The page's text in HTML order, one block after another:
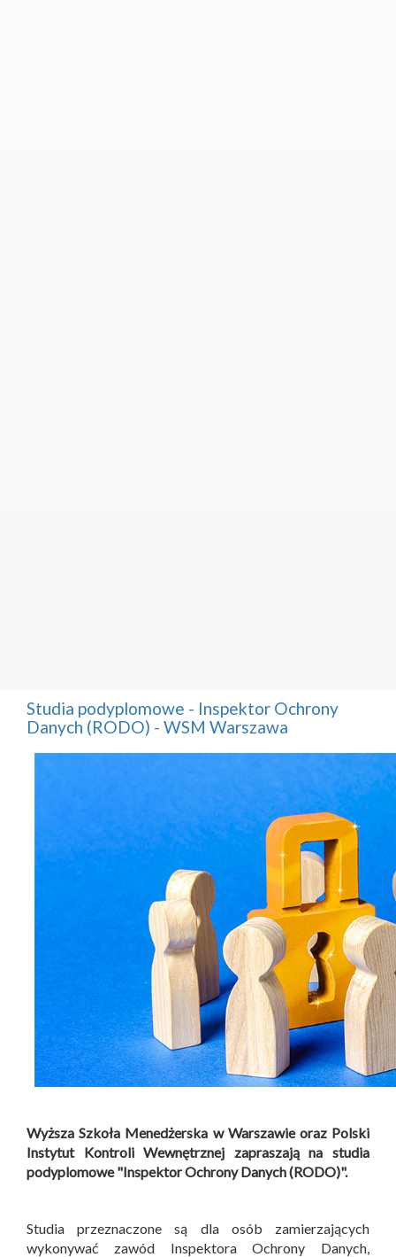
Studia podyplomowe - Inspektor Ochrony
Danych (RODO) - WSM Warszawa
Wyższa Szkoła Menedżerska w Warszawie oraz Polski
Instytut Kontroli Wewnętrznej zapraszają na studia
podyplomowe "Inspektor Ochrony Danych (RODO)".
Studia przeznaczone są dla osób zamierzających
wykonywać zawód Inspektora Ochrony Danych,